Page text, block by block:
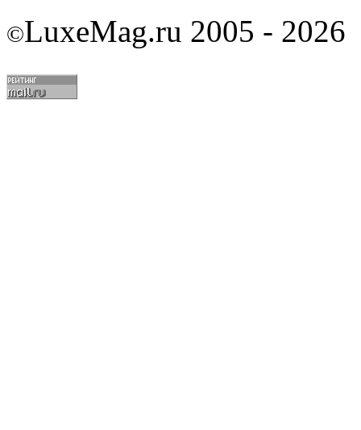
©LuxeMag.ru 2005 - 2026